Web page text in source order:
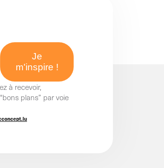
à recevoir,
plans” par voie